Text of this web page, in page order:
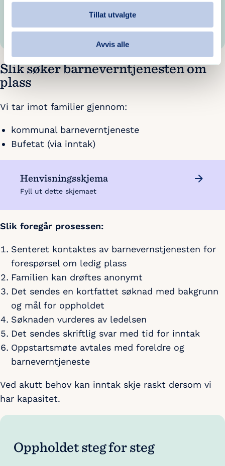
Tillat utvalgte
Avvis alle
Slik søker barneverntjenesten om
plass
Vi tar imot familier gjennom:
kommunal barneverntjeneste
Bufetat (via inntak)
Henvisningsskjema
Fyll ut dette skjemaet
Slik foregår prosessen:
Senteret kontaktes av barnevernstjenesten for
forespørsel om ledig plass
Familien kan drøftes anonymt
Det sendes en kortfattet søknad med bakgrunn
og mål for oppholdet
Søknaden vurderes av ledelsen
Det sendes skriftlig svar med tid for inntak
Oppstartsmøte avtales med foreldre og
barneverntjeneste
Ved akutt behov kan inntak skje raskt dersom vi
har kapasitet.
Oppholdet steg for steg